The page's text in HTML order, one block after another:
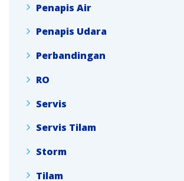
Penapis Air
Penapis Udara
Perbandingan
RO
Servis
Servis Tilam
Storm
Tilam